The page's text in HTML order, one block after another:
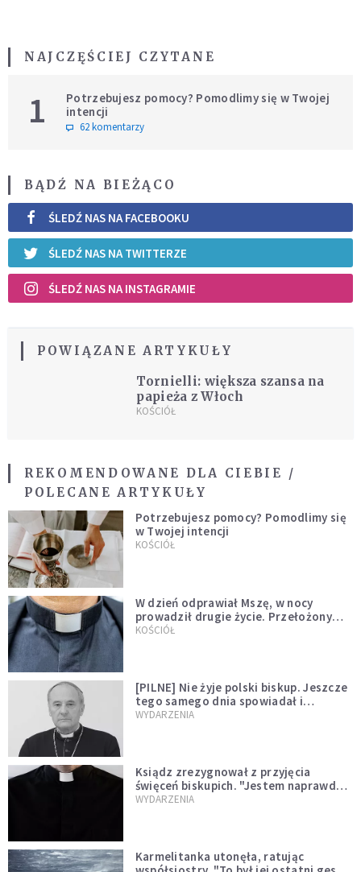
NAJCZĘŚCIEJ CZYTANE
1
Potrzebujesz pomocy? Pomodlimy się w Twojej
intencji
62 komentarzy
BĄDŹ NA BIEŻĄCO
ŚLEDŹ NAS NA FACEBOOKU
ŚLEDŹ NAS NA TWITTERZE
ŚLEDŹ NAS NA INSTAGRAMIE
POWIĄZANE ARTYKUŁY
Tornielli: większa szansa na
papieża z Włoch
KOŚCIÓŁ
REKOMENDOWANE DLA CIEBIE /
POLECANE ARTYKUŁY
Potrzebujesz pomocy? Pomodlimy się
w Twojej intencji
KOŚCIÓŁ
W dzień odprawiał Mszę, w nocy
prowadził drugie życie. Przełożony
kazał mu opuścić zakon
KOŚCIÓŁ
[PILNE] Nie żyje polski biskup. Jeszcze
tego samego dnia spowiadał i
sprawował Mszę świętą
WYDARZENIA
Ksiądz zrezygnował z przyjęcia
święceń biskupich. "Jestem naprawdę
niegodny"
WYDARZENIA
Karmelitanka utonęła, ratując